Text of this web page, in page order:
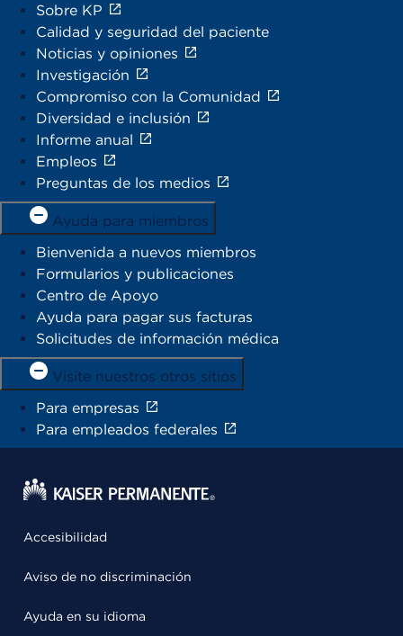
Sobre KP
Calidad y seguridad del paciente
Noticias y opiniones
Investigación
Compromiso con la Comunidad
Diversidad e inclusión
Informe anual
Empleos
Preguntas de los medios
Ayuda para miembros
Bienvenida a nuevos miembros
Formularios y publicaciones
Centro de Apoyo
Ayuda para pagar sus facturas
Solicitudes de información médica
Visite nuestros otros sitios
Para empresas
Para empleados federales
Accesibilidad
Aviso de no discriminación
Ayuda en su idioma